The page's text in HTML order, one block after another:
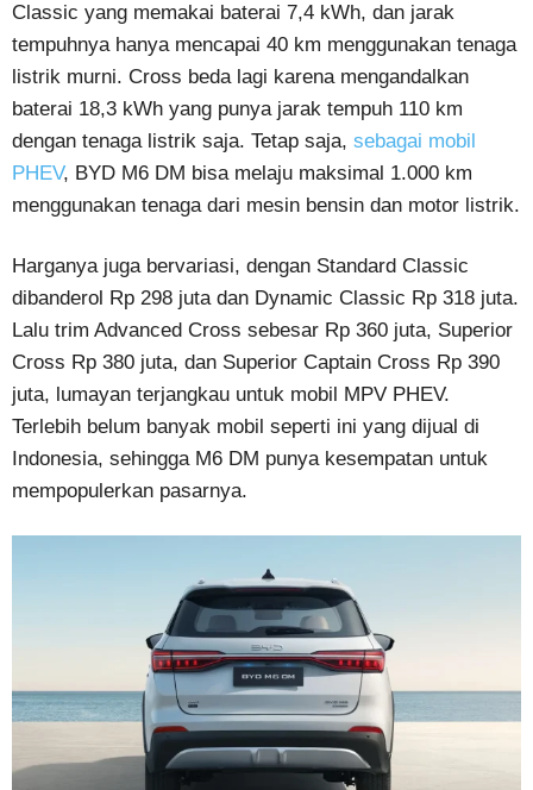
Classic yang memakai baterai 7,4 kWh, dan jarak
tempuhnya hanya mencapai 40 km menggunakan tenaga
listrik murni. Cross beda lagi karena mengandalkan
baterai 18,3 kWh yang punya jarak tempuh 110 km
dengan tenaga listrik saja. Tetap saja, sebagai mobil
PHEV, BYD M6 DM bisa melaju maksimal 1.000 km
menggunakan tenaga dari mesin bensin dan motor listrik.
Harganya juga bervariasi, dengan Standard Classic
dibanderol Rp 298 juta dan Dynamic Classic Rp 318 juta.
Lalu trim Advanced Cross sebesar Rp 360 juta, Superior
Cross Rp 380 juta, dan Superior Captain Cross Rp 390
juta, lumayan terjangkau untuk mobil MPV PHEV.
Terlebih belum banyak mobil seperti ini yang dijual di
Indonesia, sehingga M6 DM punya kesempatan untuk
mempopulerkan pasarnya.